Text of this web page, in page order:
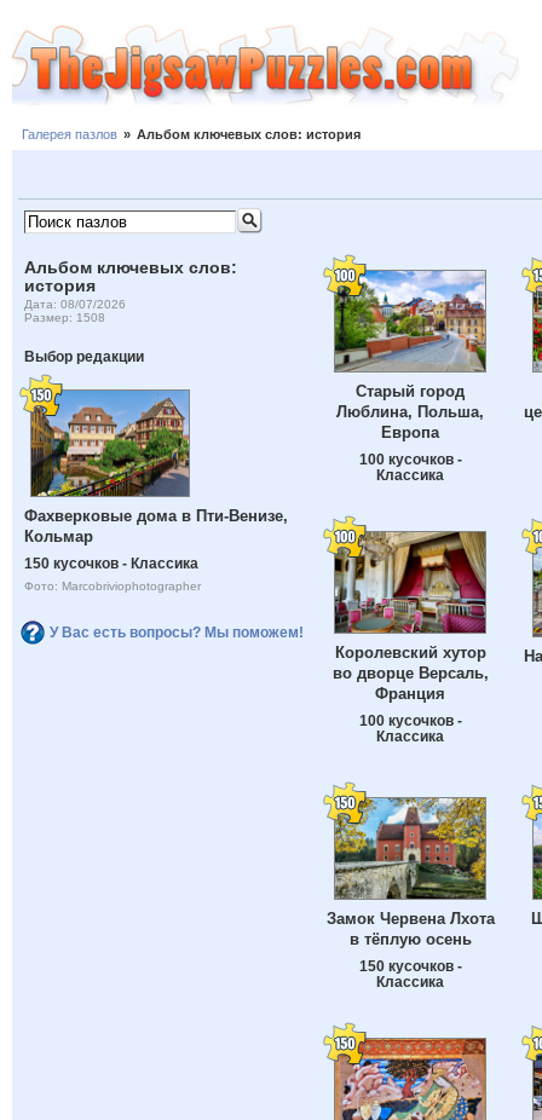
Галерея пазлов » Альбом ключевых слов: история
Альбом ключевых слов:
история
Дата: 08/07/2026
Размер: 1508
Выбор редакции
Фахверковые дома в Пти-Венизе,
Кольмар
150 кусочков - Классика
Фото: Marcobriviophotographer
У Вас есть вопросы? Мы поможем!
Старый город
Люблина, Польша,
Европа
100 кусочков -
Классика
Королевский хутор
во дворце Версаль,
Франция
100 кусочков -
Классика
Замок Червена Лхота
в тёплую осень
150 кусочков -
Классика